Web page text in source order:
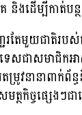
គ និងដើម្បីកាត់
ែមួយជាតិរបស់ក
សជាសមាជិកអ
ម្រូវនានាពាក់
ត្ថកិច្ចផ្សេងៗ